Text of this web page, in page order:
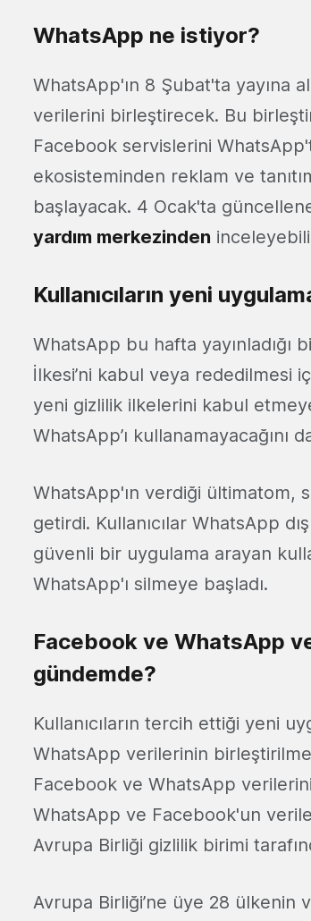
WhatsApp ne istiyor?
WhatsApp'ın 8 Şubat'ta yayına
verilerini birleştirecek. Bu
Facebook servislerini
ekosisteminden reklam ve
başlayacak. 4 Ocak'ta
yardım merkezinden
Kullanıcıların yeni
WhatsApp bu hafta yayınladığı
İlkesi’ni kabul veya rededilmesi
yeni gizlilik ilkelerini kabul
WhatsApp’ı kullanamayacağını
WhatsApp'ın verdiği ültimatom,
getirdi. Kullanıcılar WhatsApp
güvenli bir uygulama arayan
WhatsApp'ı silmeye başladı.
Facebook ve WhatsApp
gündemde?
Kullanıcıların tercih ettiği yeni
WhatsApp verilerinin
Facebook ve WhatsApp
WhatsApp ve Facebook'un
Avrupa Birliği gizlilik birimi
Avrupa Birliği’ne üye 28